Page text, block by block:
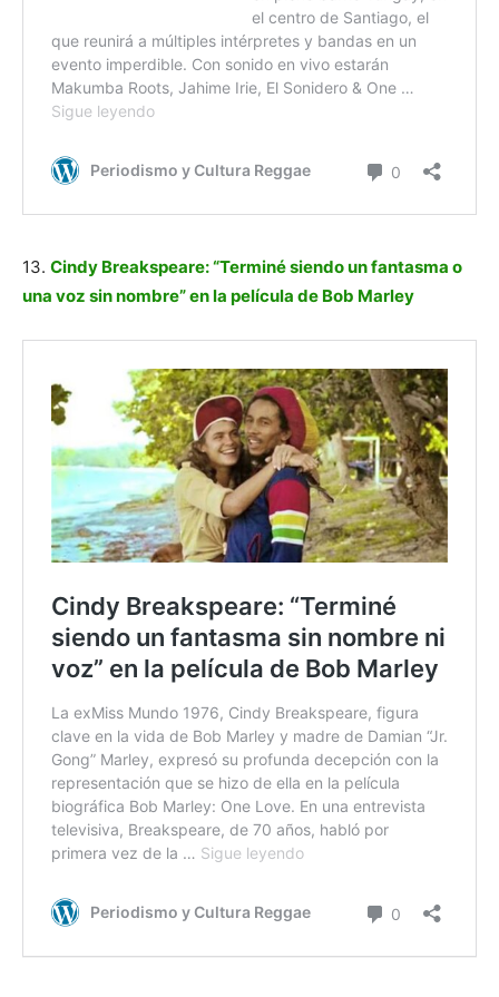
13. Cindy Breakspeare: “Terminé siendo un fantasma o
una voz sin nombre” en la película de Bob Marley